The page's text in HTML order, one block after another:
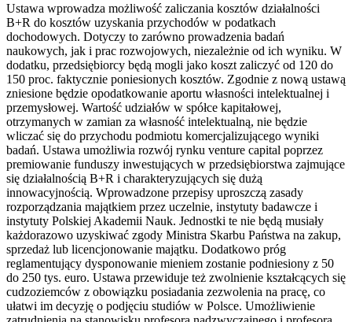
Ustawa wprowadza możliwość zaliczania kosztów działalności
B+R do kosztów uzyskania przychodów w podatkach
dochodowych. Dotyczy to zarówno prowadzenia badań
naukowych, jak i prac rozwojowych, niezależnie od ich wyniku. W
dodatku, przedsiębiorcy będą mogli jako koszt zaliczyć od 120 do
150 proc. faktycznie poniesionych kosztów. Zgodnie z nową ustawą
zniesione będzie opodatkowanie aportu własności intelektualnej i
przemysłowej. Wartość udziałów w spółce kapitałowej,
otrzymanych w zamian za własność intelektualną, nie będzie
wliczać się do przychodu podmiotu komercjalizującego wyniki
badań. Ustawa umożliwia rozwój rynku venture capital poprzez
premiowanie funduszy inwestujących w przedsiębiorstwa zajmujące
się działalnością B+R i charakteryzujących się dużą
innowacyjnością. Wprowadzone przepisy uproszczą zasady
rozporządzania majątkiem przez uczelnie, instytuty badawcze i
instytuty Polskiej Akademii Nauk. Jednostki te nie będą musiały
każdorazowo uzyskiwać zgody Ministra Skarbu Państwa na zakup,
sprzedaż lub licencjonowanie majątku. Dodatkowo próg
reglamentujący dysponowanie mieniem zostanie podniesiony z 50
do 250 tys. euro. Ustawa przewiduje też zwolnienie kształcących się
cudzoziemców z obowiązku posiadania zezwolenia na pracę, co
ułatwi im decyzję o podjęciu studiów w Polsce. Umożliwienie